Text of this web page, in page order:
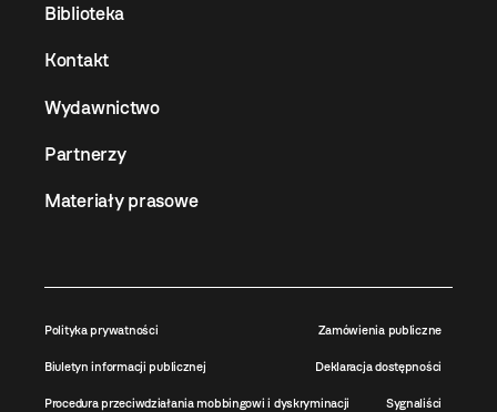
Biblioteka
Kontakt
Wydawnictwo
Partnerzy
Materiały prasowe
Polityka prywatności Zamówienia publiczne
Biuletyn informacji publicznej Deklaracja dostępności
Procedura przeciwdziałania mobbingowi i dyskryminacji Sygnaliści